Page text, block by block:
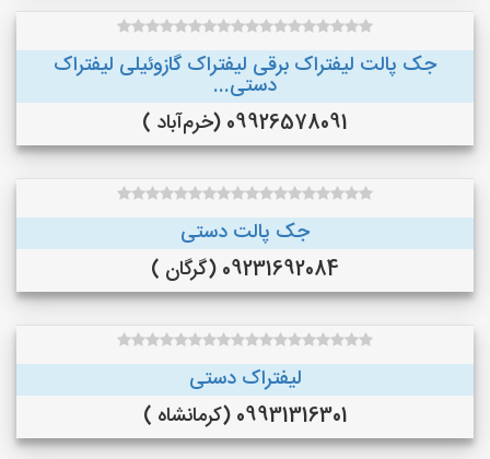
جک پالت لیفتراک برقی لیفتراک گازوئیلی لیفتراک
دستی...
09926578091 (خرم‌آباد )
جک پالت دستی
09231692084 (گرگان )
لیفتراک دستی
09931316301 (کرمانشاه )